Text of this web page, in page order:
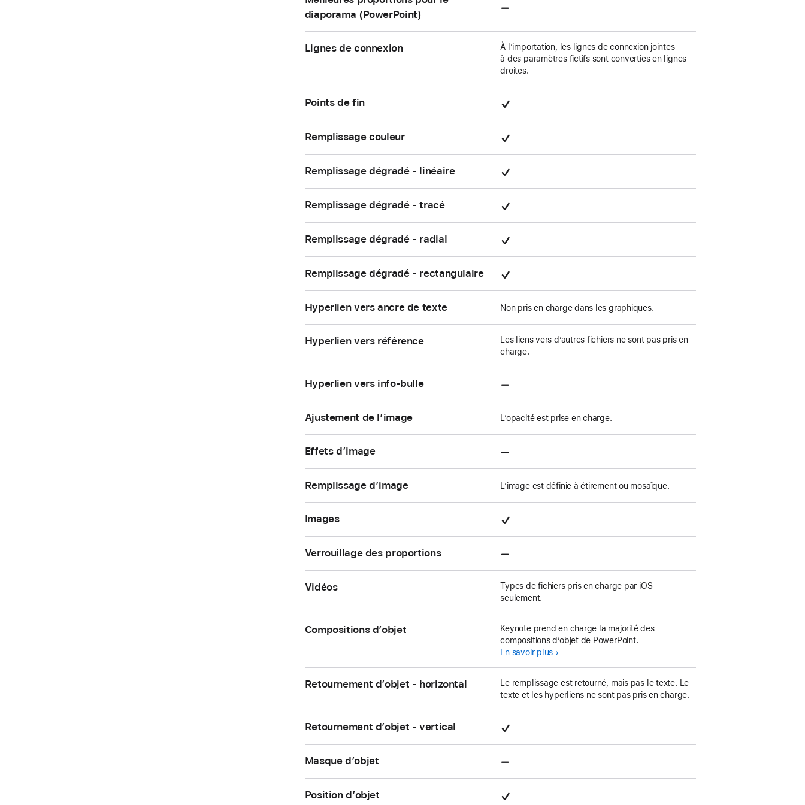
diaporama (PowerPoint)
Non
en
charge
Lignes de connexion
À l’importation, les lignes de connexion jointes
à des paramètres fictifs sont converties en lignes
droites.
Points de fin
Pris
en
charge
Remplissage couleur
Pris
en
charge
Remplissage dégradé - linéaire
Pris
en
charge
Remplissage dégradé - tracé
Pris
en
charge
Remplissage dégradé - radial
Pris
en
charge
Remplissage dégradé - rectangulaire
Pris
en
charge
Hyperlien vers ancre de texte Non pris en charge dans les graphiques.
Hyperlien vers référence
Les liens vers d’autres fichiers ne sont pas pris en
charge.
Hyperlien vers info-bulle
Non
pris
en
charge
Ajustement de l’image L’opacité est prise en charge.
Effets d’image
Non
pris
en
charge
Remplissage d’image L’image est définie à étirement ou mosaïque.
Images
Pris
en
charge
Verrouillage des proportions
Non
pris
en
charge
Vidéos
Types de fichiers pris en charge par iOS
seulement.
Compositions d’objet
Keynote prend en charge la majorité des
compositions d’objet de PowerPoint.
En savoir plus
Retournement d’objet - horizontal
Le remplissage est retourné, mais pas le texte. Le
texte et les hyperliens ne sont pas pris en charge.
Retournement d’objet - vertical
Pris
en
charge
Masque d’objet
Non
pris
en
Position d’objet
Pris